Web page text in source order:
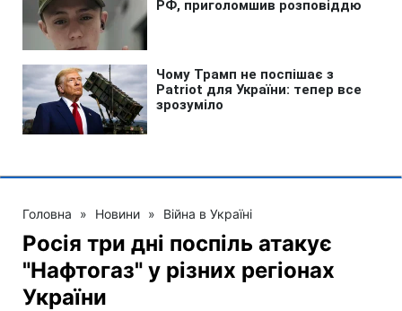
Головна » Новини » Війна в Україні
Росія три дні поспіль атакує
"Нафтогаз" у різних регіонах
України